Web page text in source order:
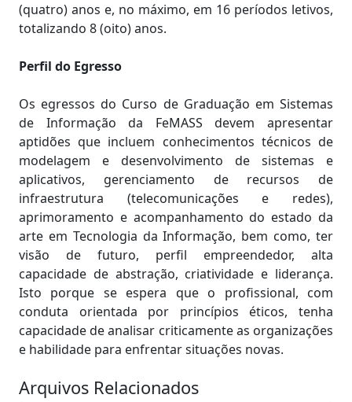
(quatro) anos e, no máximo, em 16 períodos letivos,
totalizando 8 (oito) anos.
Perfil do Egresso
Os egressos do Curso de Graduação em Sistemas
de Informação da FeMASS devem apresentar
aptidões que incluem conhecimentos técnicos de
modelagem e desenvolvimento de sistemas e
aplicativos, gerenciamento de recursos de
infraestrutura (telecomunicações e redes),
aprimoramento e acompanhamento do estado da
arte em Tecnologia da Informação, bem como, ter
visão de futuro, perfil empreendedor, alta
capacidade de abstração, criatividade e liderança.
Isto porque se espera que o profissional, com
conduta orientada por princípios éticos, tenha
capacidade de analisar criticamente as organizações
e habilidade para enfrentar situações novas.
Arquivos Relacionados